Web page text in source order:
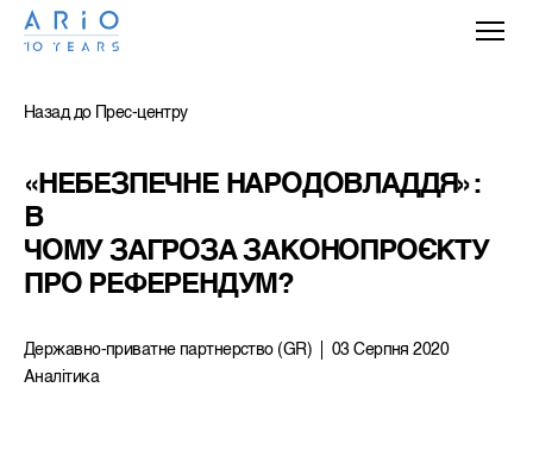
Назад до Прес-центру
«НЕБЕЗПЕЧНЕ НАРОДОВЛАДДЯ»:
В
ЧОМУ ЗАГРОЗА ЗАКОНОПРОЄКТУ
ПРО РЕФЕРЕНДУМ?
Аналітика
Державно-приватне партнерство (GR) 03 Серпня 2020